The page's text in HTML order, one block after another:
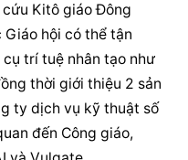
Kitô giáo Đông
hội có thể tận
trí tuệ nhân tạo như
thời giới thiệu 2 sản
ty dịch vụ kỹ thuật số
đến Công giáo,